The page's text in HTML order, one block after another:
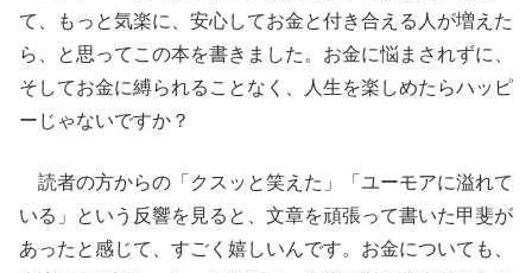
て、もっと気楽に、安心してお金と付き合える人が増えた
ら、と思ってこの本を書きました。お金に悩まされずに、
そしてお金に縛られることなく、人生を楽しめたらハッピ
ーじゃないですか？
読者の方からの「クスッと笑えた」「ユーモアに溢れて
いる」という反響を見ると、文章を頑張って書いた甲斐が
あったと感じて、すごく嬉しいんです。お金についても、